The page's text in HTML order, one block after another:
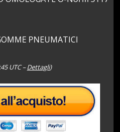
PNEUMATICI
UTC –Dettagli)